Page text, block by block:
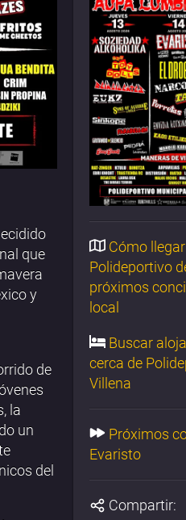
Cómo
Polideportivo
próximos
local
Buscar
cerca de
Villena
Próximos
Evaristo
Compartir:
que
y
de
la
un
del